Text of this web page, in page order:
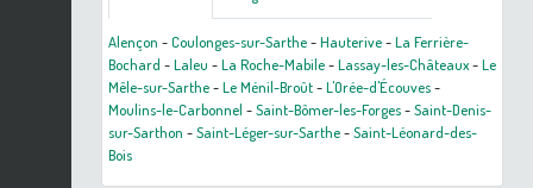
Alençon -Coulonges-sur-Sarthe-Hauterive-La Ferrière-
Bochard -Laleu -La Roche-Mabile-Lassay-les-Châteaux-Le
Mêle-sur-Sarthe-Le Ménil-Broût-L'Orée-d'Écouves-
Moulins-le-Carbonnel -Saint-Bômer-les-Forges-Saint-Denis-
sur-Sarthon -Saint-Léger-sur-Sarthe-Saint-Léonard-des-
Bois